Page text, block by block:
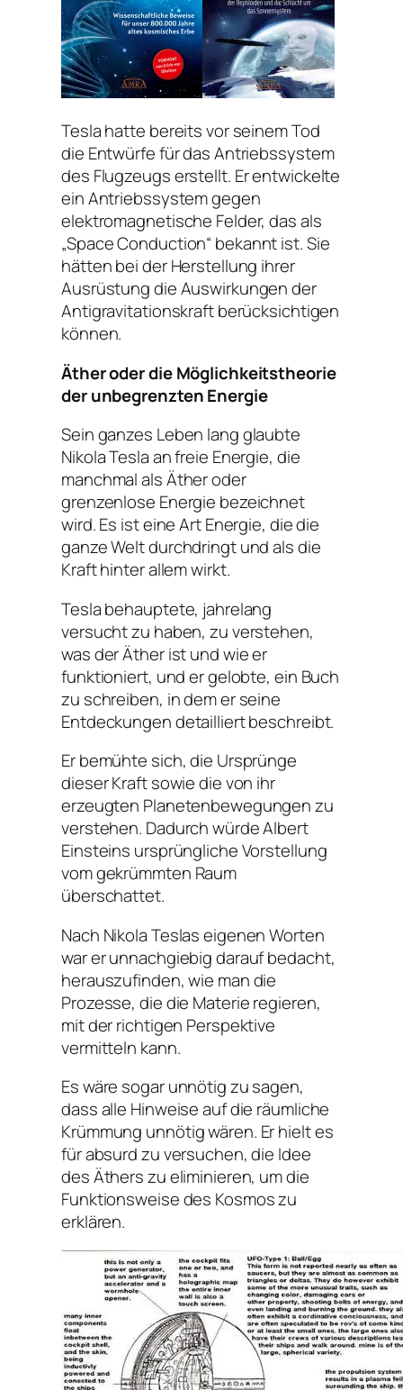
Tesla hatte bereits vor seinem Tod
die Entwürfe für das Antriebssystem
des Flugzeugs erstellt. Er entwickelte
ein Antriebssystem gegen
elektromagnetische Felder, das als
„Space Conduction“ bekannt ist.Sie
hätten bei der Herstellung ihrer
Ausrüstung die Auswirkungen der
Antigravitationskraft berücksichtigen
können.
Äther oder die Möglichkeitstheorie
der unbegrenzten Energie
Sein ganzes Leben lang glaubte
Nikola Tesla an freie Energie, die
manchmal als Äther oder
grenzenlose Energie bezeichnet
wird. Es ist eine Art Energie, die die
ganze Welt durchdringt und als die
Kraft hinter allem wirkt.
Tesla behauptete, jahrelang
versucht zu haben, zu verstehen,
was der Äther ist und wie er
funktioniert, und er gelobte, ein Buch
zu schreiben, in dem er seine
Entdeckungen detailliert beschreibt.
Er bemühte sich, die Ursprünge
dieser Kraft sowie die von ihr
erzeugten Planetenbewegungen zu
verstehen. Dadurch würde Albert
Einsteins ursprüngliche Vorstellung
vom gekrümmten Raum
überschattet.
Nach Nikola Teslas eigenen Worten
war er unnachgiebig darauf bedacht,
herauszufinden, wie man die
Prozesse, die die Materie regieren,
mit der richtigen Perspektive
vermitteln kann.
Es wäre sogar unnötig zu sagen,
dass alle Hinweise auf die räumliche
Krümmung unnötig wären. Er hielt es
für absurd zu versuchen, die Idee
des Äthers zu eliminieren, um die
Funktionsweise des Kosmos zu
erklären.